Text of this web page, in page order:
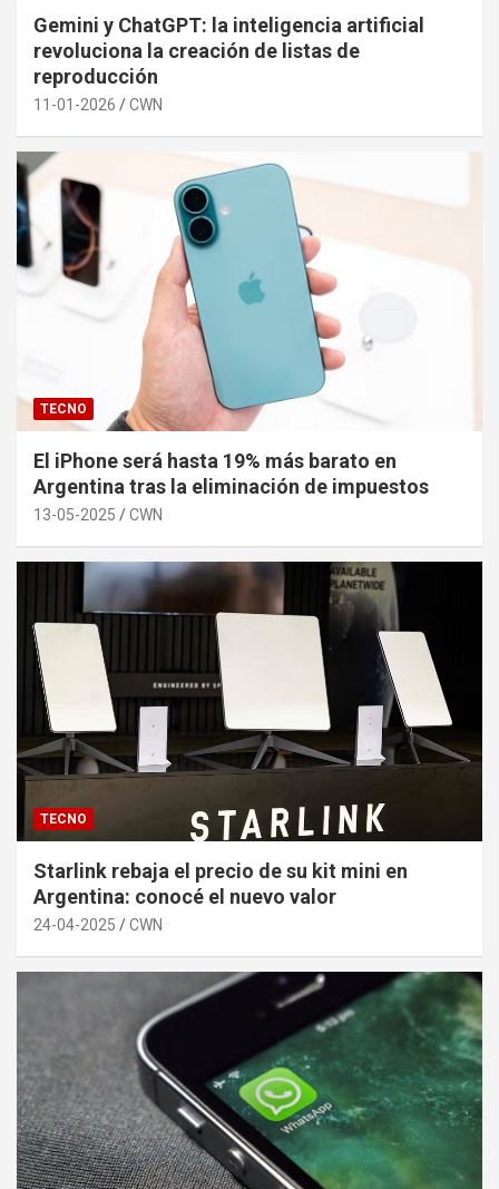
Gemini y ChatGPT: la inteligencia artificial
revoluciona la creación de listas de
reproducción
11-01-2026 CWN
TECNO
El iPhone será hasta 19% más barato en
Argentina tras la eliminación de impuestos
13-05-2025 CWN
TECNO
Starlink rebaja el precio de su kit mini en
Argentina: conocé el nuevo valor
24-04-2025 CWN